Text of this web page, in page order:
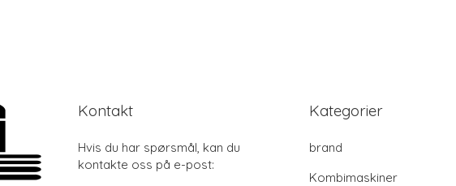
Kontakt
Hvis du har spørsmål, kan du
kontakte oss på e-post:
Kategorier
brand
Kombimaskiner